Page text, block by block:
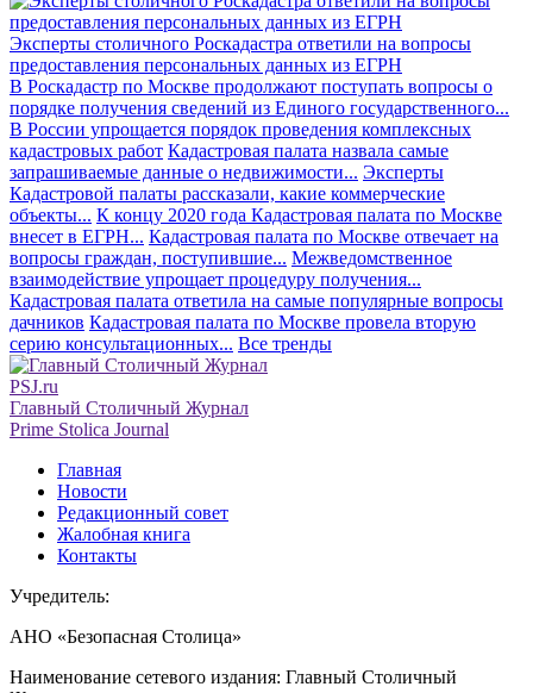
Эксперты столичного Роскадастра ответили на вопросы
предоставления персональных данных из ЕГРН
В Роскадастр по Москве продолжают поступать вопросы о
порядке получения сведений из Единого государственного...
В России упрощается порядок проведения комплексных
кадастровых работ Кадастровая палата назвала самые
запрашиваемые данные о недвижимости... Эксперты
Кадастровой палаты рассказали, какие коммерческие
объекты... К концу 2020 года Кадастровая палата по Москве
внесет в ЕГРН... Кадастровая палата по Москве отвечает на
вопросы граждан, поступившие... Межведомственное
взаимодействие упрощает процедуру получения...
Кадастровая палата ответила на самые популярные вопросы
дачников Кадастровая палата по Москве провела вторую
серию консультационных... Все тренды
PSJ.ru
Главный Столичный Журнал
Prime Stolica Journal
Главная
Новости
Редакционный совет
Жалобная книга
Контакты
Учредитель:
АНО «Безопасная Столица»
Наименование сетевого издания: Главный Столичный